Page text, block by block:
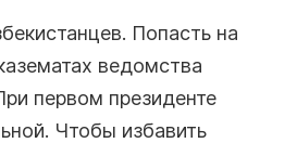
Попасть на
ведомства
первом президенте
Чтобы избавить